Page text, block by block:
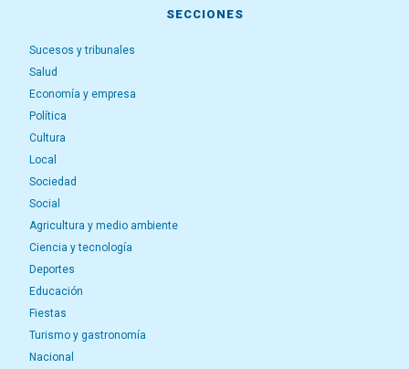
SECCIONES
Sucesos y tribunales
Salud
Economía y empresa
Política
Cultura
Local
Sociedad
Social
Agricultura y medio ambiente
Ciencia y tecnología
Deportes
Educación
Fiestas
Turismo y gastronomía
Nacional